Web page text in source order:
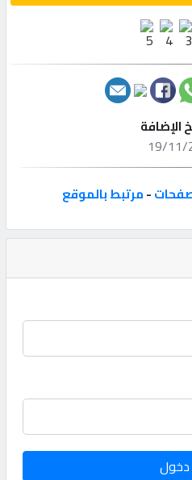
دخول
الإضافة
19/11/
-مرتبط بالموقع